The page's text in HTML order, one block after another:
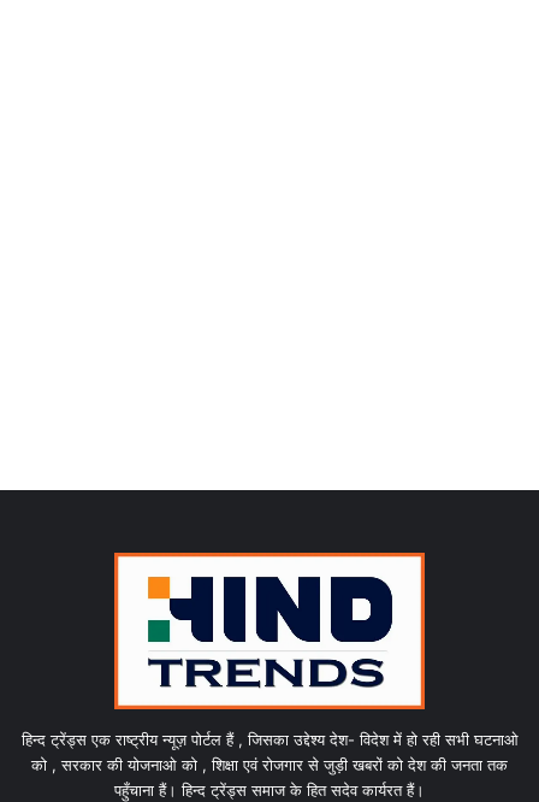
हिन्द ट्रेंड्स एक राष्ट्रीय न्यूज़ पोर्टल हैं , जिसका उद्देश्य देश- विदेश में हो रही सभी घटनाओ
को , सरकार की योजनाओ को , शिक्षा एवं रोजगार से जुड़ी खबरों को देश की जनता तक
पहुँचाना हैं। हिन्द ट्रेंड्स समाज के हित सदेव कार्यरत हैं।